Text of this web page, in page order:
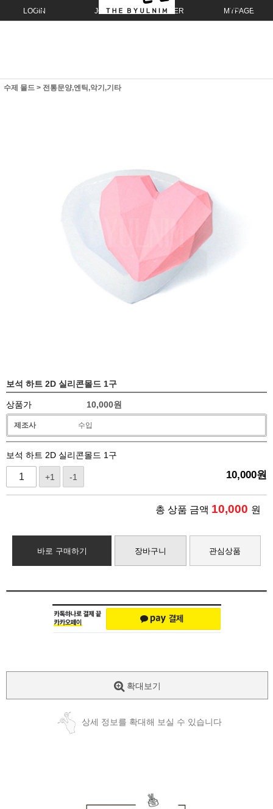
LOGIN JOIN ORDER MYPAGE
수제 몰드 > 전통문양,엔틱,악기,기타
보석 하트 2D 실리콘몰드 1구
상품가 10,000원
제조사 수입
보석 하트 2D 실리콘몰드 1구
+1 -1 10,000원
총 상품 금액 10,000 원
바로 구매하기 장바구니 관심상품
확대보기
상세 정보를 확대해 보실 수 있습니다